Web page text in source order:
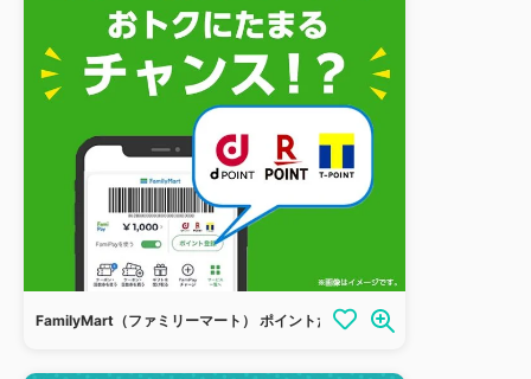
FamilyMart（ファミリーマート） ポイントためるなら、ファミマのアプリ！